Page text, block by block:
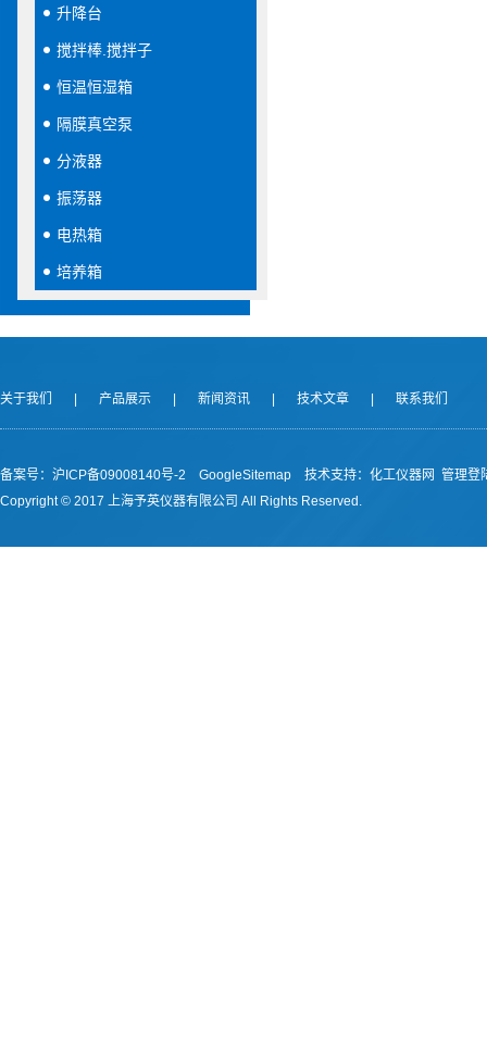
升降台
搅拌棒.搅拌子
恒温恒湿箱
隔膜真空泵
分液器
振荡器
电热箱
培养箱
关于我们 产品展示 新闻资讯 技术文章 联系我们
备案号：沪ICP备09008140号-2 GoogleSitemap 技术支持： 化工仪器网 管理登
Copyright © 2017 上海予英仪器有限公司 All Rights Reserved.